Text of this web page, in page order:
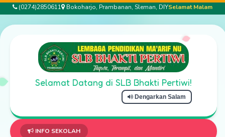
(0274)2850611 Bokoharjo, Prambanan, Sleman, DIYSelamat Malam
Selamat Datang di SLB Bhakti Pertiwi!
Dengarkan Salam
INFO SEKOLAH